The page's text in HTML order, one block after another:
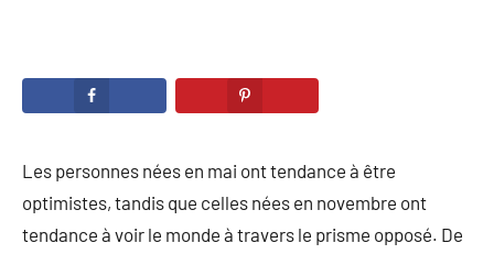
Les personnes nées en mai ont tendance à être
optimistes, tandis que celles nées en novembre ont
tendance à voir le monde à travers le prisme opposé. De